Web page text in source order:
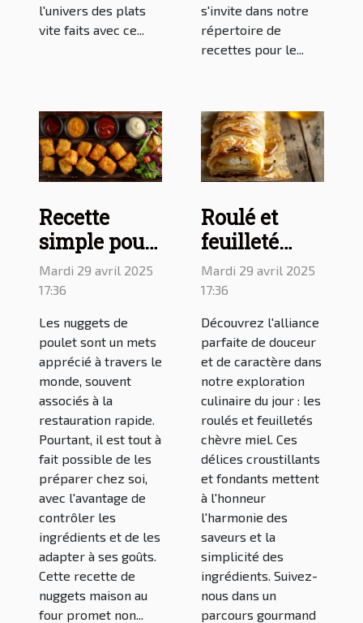
l'univers des plats
vite faits avec ce...
s'invite dans notre
répertoire de
recettes pour le...
Recette
simple pour
faire des
nuggets
maison au
four
Mardi 29 avril 2025
17:36
Les nuggets de
poulet sont un mets
apprécié à travers le
monde, souvent
associés à la
restauration rapide.
Pourtant, il est tout à
fait possible de les
préparer chez soi,
avec l'avantage de
contrôler les
ingrédients et de les
adapter à ses goûts.
Cette recette de
nuggets maison au
four promet non...
Roulé et
feuilleté
chèvre miel
: délicieuses
recettes à
découvrir
Mardi 29 avril 2025
17:36
Découvrez l'alliance
parfaite de douceur
et de caractère dans
notre exploration
culinaire du jour : les
roulés et feuilletés
chèvre miel. Ces
délices croustillants
et fondants mettent
à l'honneur
l'harmonie des
saveurs et la
simplicité des
ingrédients. Suivez-
nous dans un
parcours gourmand